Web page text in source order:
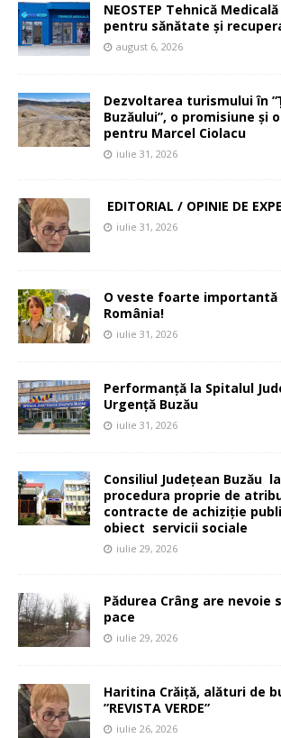
NEOSTEP Tehnică
pentru sănătate și
august 6, 2026
Dezvoltarea turismului în
Buzăului”, o promisiune și
pentru Marcel Ciolacu
iulie 31, 2026
EDITORIAL / OPINIE DE
iulie 31, 2026
O veste foarte
România!
iulie 31, 2026
Performanță la Spitalul
Urgență Buzău
iulie 31, 2026
Consiliul Județean Buzău
procedura proprie de
contracte de achiziție
obiect servicii sociale
iulie 29, 2026
Pădurea Crâng are nevoie
pace
iulie 29, 2026
Haritina Crăiță, alături de
”REVISTA VERDE”
iulie 26, 2026